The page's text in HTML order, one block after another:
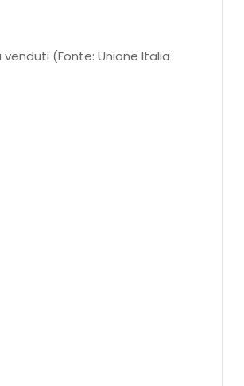
(Fonte: Unione Italia